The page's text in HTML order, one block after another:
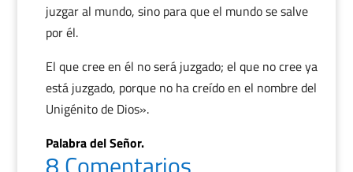
juzgar al mundo, sino para que el mundo se salve
por él.
El que cree en él no será juzgado; el que no cree ya
está juzgado, porque no ha creído en el nombre del
Unigénito de Dios».
Palabra del Señor.